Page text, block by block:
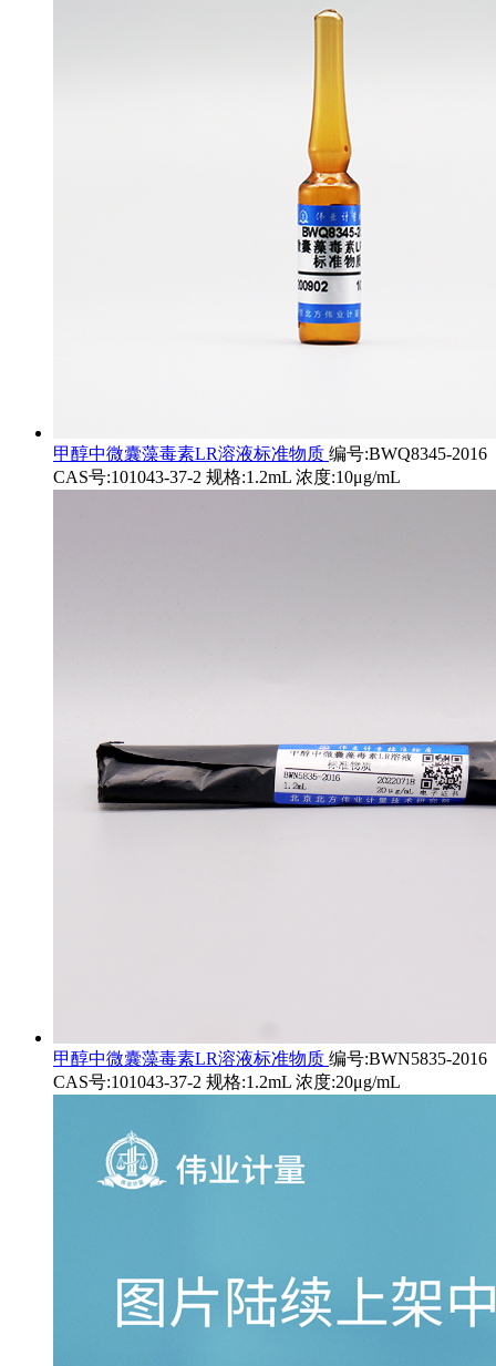
甲醇中微囊藻毒素LR溶液标准物质 编号:BWQ8345-2016
CAS号:101043-37-2 规格:1.2mL 浓度:10μg/mL
甲醇中微囊藻毒素LR溶液标准物质 编号:BWN5835-2016
CAS号:101043-37-2 规格:1.2mL 浓度:20μg/mL